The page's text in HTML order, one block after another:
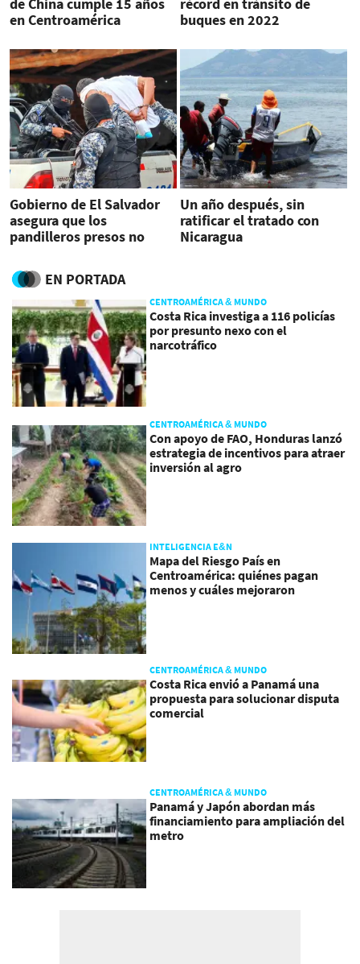
en Centroamérica
buques en 2022
Gobierno de El Salvador
asegura que los
pandilleros presos no
reinserción
Un año después, sin
ratificar el tratado con
Nicaragua
EN PORTADA
CENTROAMÉRICA & MUNDO
Costa Rica investiga a 116 policías
por presunto nexo con el
narcotráfico
CENTROAMÉRICA & MUNDO
Con apoyo de FAO, Honduras lanzó
estrategia de incentivos para atraer
inversión al agro
INTELIGENCIA E&N
Mapa del Riesgo País en
Centroamérica: quiénes pagan
menos y cuáles mejoraron
CENTROAMÉRICA & MUNDO
Costa Rica envió a Panamá una
propuesta para solucionar disputa
comercial
CENTROAMÉRICA & MUNDO
Panamá y Japón abordan más
financiamiento para ampliación del
metro